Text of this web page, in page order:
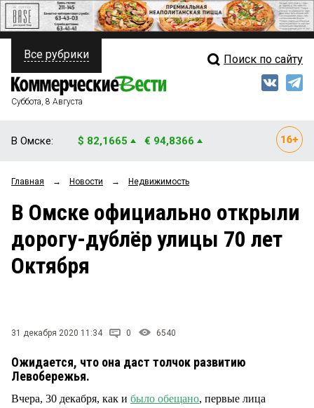
ПОЛИТИКА
ФИНАНСЫ
ОБЩЕСТВО
ЗАКОН
НОВОСТИ КОМПАНИЙ
Свежий выпуск
Мнения
Рейтинги
Блоги
Все рубрики Поиск по сайту
Суббота, 8 Августа
В Омске: $ 82,1665 € 94,8366
Главная → Новости → Недвижимость
В Омске официально открыли
дорогу-дублёр улицы 70 лет
Октября
31 декабря 2020 11:34 0 6540
Ожидается, что она даст толчок развитию
Левобережья.
Вчера, 30 декабря, как и было обещано, первые лица